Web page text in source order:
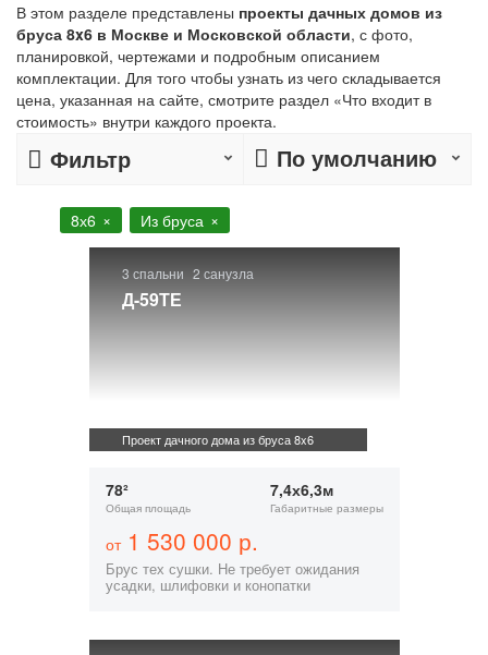
В этом разделе представлены проекты дачных домов из
бруса 8x6 в Москве и Московской области, с фото,
планировкой, чертежами и подробным описанием
комплектации. Для того чтобы узнать из чего складывается
цена, указанная на сайте, смотрите раздел «Что входит в
стоимость» внутри каждого проекта.
Фильтр По умолчанию
8х6 Из бруса
3 спальни 2 санузла
Д-59ТЕ
Проект дачного дома из бруса 8x6
78²
Общая площадь
7,4х6,3м
Габаритные размеры
от1 530 000 р.
Брус тех сушки. Не требует ожидания
усадки, шлифовки и конопатки